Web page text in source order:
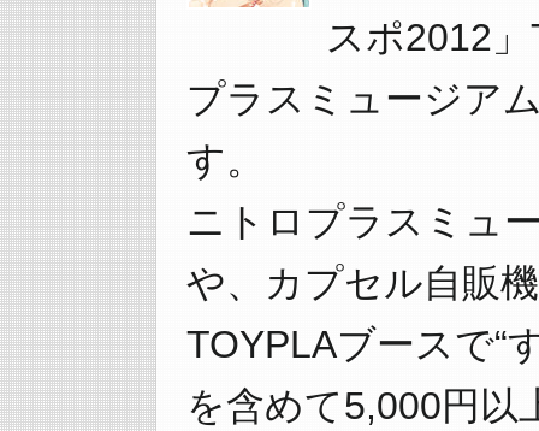
スポ2012
プラスミュージア
す。
ニトロプラスミュ
や、カプセル自販
TOYPLAブースで“
を含めて5,000円以